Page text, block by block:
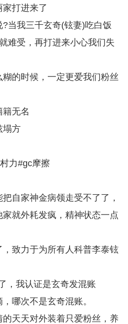
打进来了
我三千玄奇(铉妻)吃白饭
难受，再打进来小心我们失
的时候，一定更爱我们粉丝
无名
方
力#gc摩擦
自家神金病领走受不了了，
就外耗发疯，精神状态一点
致力于为所有人科普李泰铉
，我认证是玄奇发混账
哪次不是玄奇混账。
天天对外装着只爱粉丝，养